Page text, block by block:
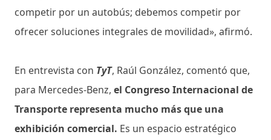
competir por un autobús; debemos competir por
ofrecer soluciones integrales de movilidad», afirmó.
En entrevista con TyT, Raúl González, comentó que,
para Mercedes-Benz, el Congreso Internacional de
Transporte representa mucho más que una
exhibición comercial. Es un espacio estratégico